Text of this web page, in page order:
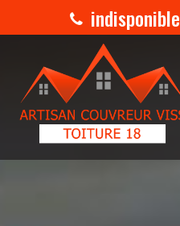
indisponible